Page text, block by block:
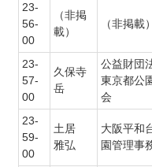
23-
56-
00
（非掲
載）
（非掲載）
23-
57-
00
久保寺
岳
公益財団
東京都公
会
23-
59-
00
土居
雅弘
大阪平和
園管理事